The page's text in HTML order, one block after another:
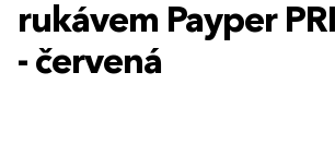
rukávem Payper
- červená